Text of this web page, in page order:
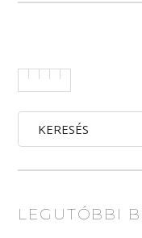
LEGUTÓBBI